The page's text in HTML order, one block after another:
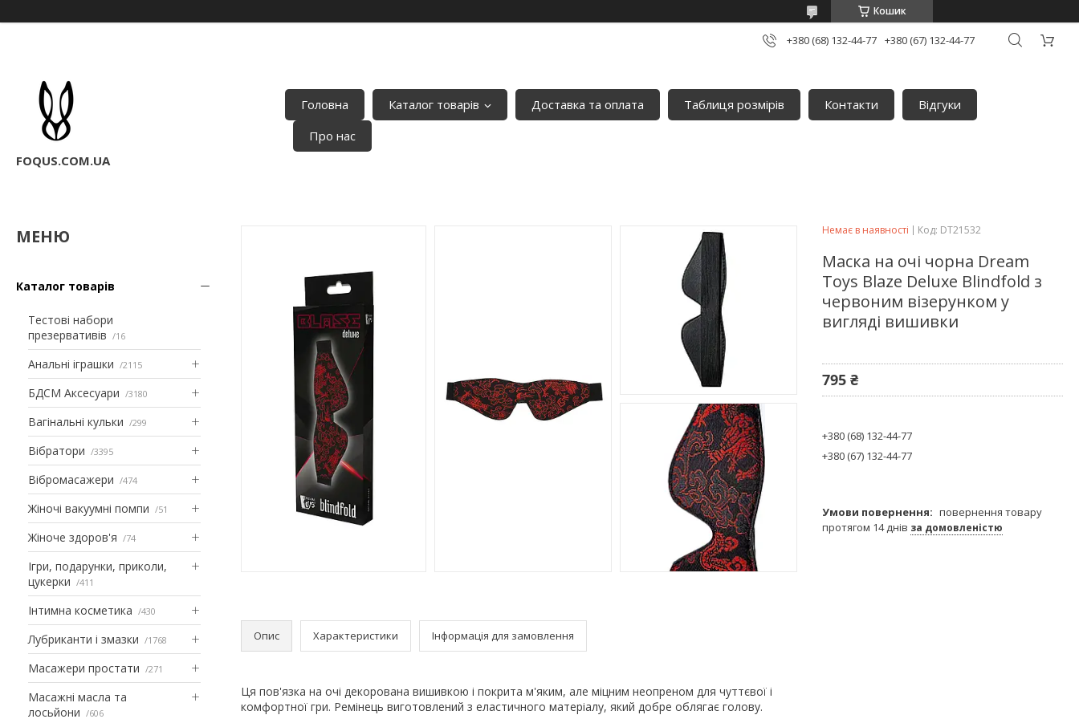
Кошик
+380 (68) 132-44-77 +380 (67) 132-44-77
FOQUS.COM.UA
Головна Каталог товарів Доставка та оплата Таблиця розмірів Контакти
Відгуки
Про нас
Каталог товарів
Тестові набори
презервативів
16
Анальні іграшки 2115
БДСМ Аксесуари 3180
Вагінальні кульки 299
Вібратори 3395
Вібромасажери 474
Жіночі вакуумні помпи 51
Жіноче здоров'я 74
Ігри, подарунки, приколи,
цукерки
411
Інтимна косметика 430
Лубриканти і змазки 1768
Масажери простати 271
Масажні масла та
лосьйони
606
Опис Характеристики Інформація для замовлення
Ця пов'язка на очі декорована вишивкою і покрита м'яким, але міцним неопреном для чуттєвої і
комфортної гри. Ремінець виготовлений з еластичного матеріалу, який добре облягає голову.
Немає в наявності Код: DT21532
Маска на очі чорна Dream
Тoys Blaze Deluxe Blindfold з
червоним візерунком у
вигляді вишивки
795 ₴
+380 (68) 132-44-77
+380 (67) 132-44-77
повернення товару
протягом 14 днів за домовленістю